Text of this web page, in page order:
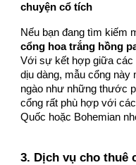
chuyện cổ tích
Nếu bạn đang tìm kiếm
cổng hoa trắng hồng
Với sự kết hợp giữa các
dịu dàng, mẫu cổng này
ngào như những thước
cổng rất phù hợp với
Quốc hoặc Bohemian
3. Dịch vụ cho thuê